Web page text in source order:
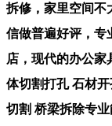
拆修，家里空间不
信做普遍好评，专
店，现代的办公家
体切割打孔 石材
切割 桥梁拆除专